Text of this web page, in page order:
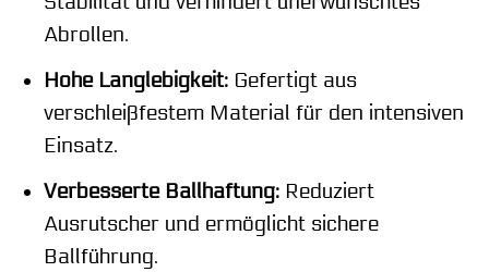
Abrollen.
Hohe Langlebigkeit:Gefertigt aus
verschleißfestem Material für den intensiven
Einsatz.
Verbesserte Ballhaftung:Reduziert
Ausrutscher und ermöglicht sichere
Ballführung.